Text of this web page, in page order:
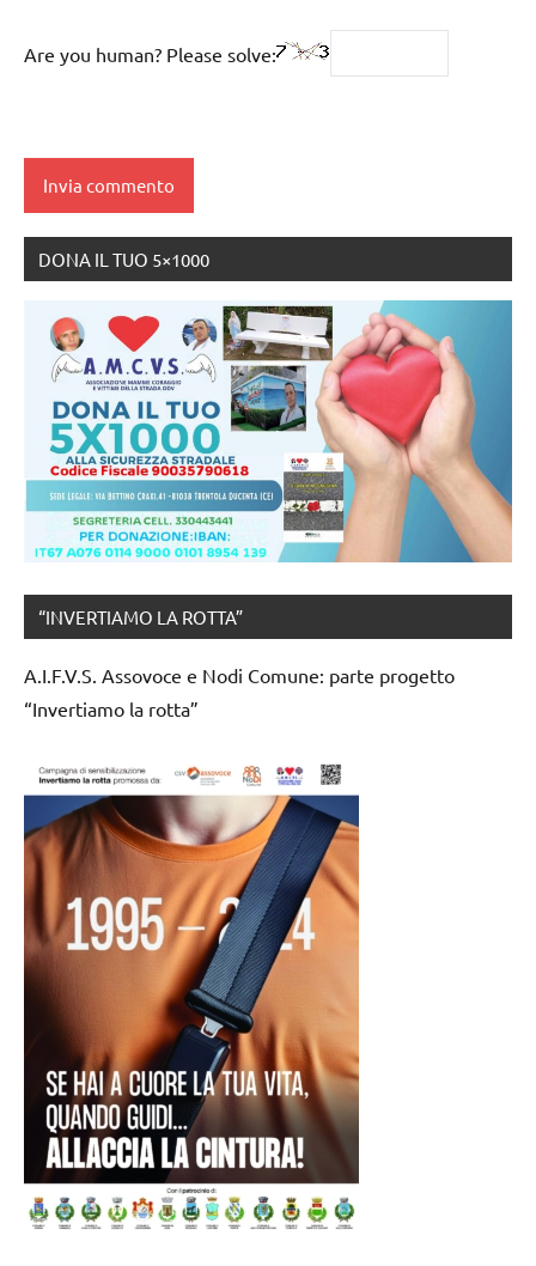
Are you human? Please solve:
DONA IL TUO 5×1000
“INVERTIAMO LA ROTTA”
A.I.F.V.S. Assovoce e Nodi Comune: parte progetto
“Invertiamo la rotta”